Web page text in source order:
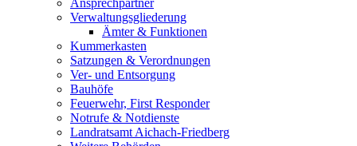
Ansprechpartner
Verwaltungsgliederung
Ämter & Funktionen
Kummerkasten
Satzungen & Verordnungen
Ver- und Entsorgung
Bauhöfe
Feuerwehr, First Responder
Notrufe & Notdienste
Landratsamt Aichach-Friedberg